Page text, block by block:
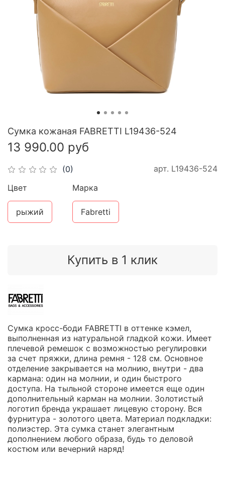
(0) арт. L19436-524
Сумка кожаная FABRETTI L19436-524
13 990.00 руб
Купить в 1 клик
Цвет
рыжий
Марка
Fabretti
Сумка кросс-боди FABRETTI в оттенке кэмел,
выполненная из натуральной гладкой кожи. Имеет
плечевой ремешок с возможностью регулировки
за счет пряжки, длина ремня - 128 см. Основное
отделение закрывается на молнию, внутри - два
кармана: один на молнии, и один быстрого
доступа. На тыльной стороне имеется еще один
дополнительный карман на молнии. Золотистый
логотип бренда украшает лицевую сторону. Вся
фурнитура - золотого цвета. Материал подкладки:
полиэстер. Эта сумка станет элегантным
дополнением любого образа, будь то деловой
костюм или вечерний наряд!